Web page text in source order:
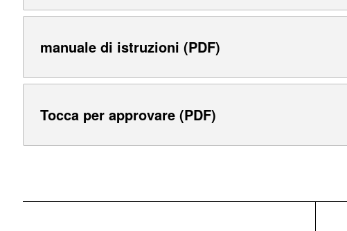
manuale di istruzioni (PDF)
Tocca per approvare (PDF)